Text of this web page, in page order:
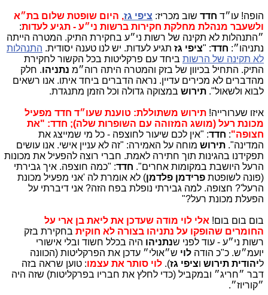
הופה! עו״ד חדד שוב מכריז: ציפי גז, היום שופטת שלום בת״א
ולשעבר מנהלת מחלקת חקירות ברשות ני״ע - תגיע לעדות:
״התנהלות לא תקינה של רשות ני״ע בחקירת התיק. המטרה הייתה
נתניהו״: חדד: "ציפי גז תגיע לעדות. יש לנו טענה יסודית. התנהלות
לא תקינה של הרשות ביחד עם פרקליטות בכל הקשור לחקירת
התיק. התחיל בכיוון של בזק והמטרה היתה רוה״מ נתניהו. חלק
מהדברים לא מכירים עדיין. נראה הדברים ביחד איתו. אנו רשאים
לבוא ולשאול". תירוש במצוקה גדולה וכל הזמן מתנגדת.
איזו שערורייה! תירוש משתוללת: טוענת שעו״ד חדד מפעיל
מכונת רעל (מושג המזוהה עם השופרות שלה); חדד: "את
חצופה": חדד: "אין לכם שיעור לחוצפה - כל מי שמייצג את
המדינה". תירוש מוחה על האמירה: "זה לא עניין אישי. אנו עושים
תפקידנו בהגינות תוך חתירה לאמת. חברי רוצה להפעיל את מכונות
הרעל היושבת במקומות אחרים". חדד: "כמה חוצפה. איך גבירתי
(פונה לשופטת פרידמן פלדמן) לא אומרת לה 'אני מפעיל מכונת
הרעל'? חצופה. למה גבירתי נופלת בפח הזה? אני דיברתי על
הפעלת מכונת רעל?"
בום בום בום! אלי לוי מודה שעדכן את ליאת בן ארי על
החומרים שהופקו על נתניהו בצורה לא חוקית בחקירת בזק
רשות ני״ע - עוד לפני שנתניהו היה בכלל חשוד ובלי אישורי
יועמ״ש. כ"כ הודה לוי ש״אולי״ עדכן את הפרקליטות (הכוונה
ליהודית תירוש וציפי גז). לוי סותר את עצמו: טוען שראה בזה
דבר ״חריג״ ובמקביל (כדי לחלץ את חבריו בפרקליטות) שזה היה
״קוריוז״.